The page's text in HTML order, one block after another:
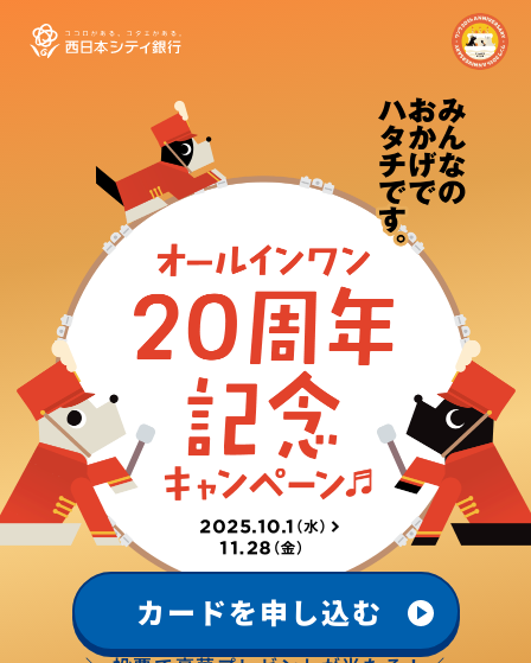
カードを申し込む